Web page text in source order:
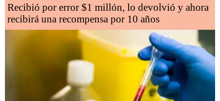
Recibió por error $1 millón, lo devolvió y ahora
recibirá una recompensa por 10 años